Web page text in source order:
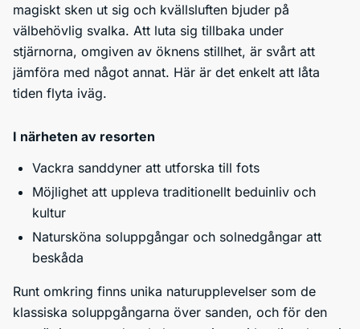
magiskt sken ut sig och kvällsluften bjuder på
välbehövlig svalka. Att luta sig tillbaka under
stjärnorna, omgiven av öknens stillhet, är svårt att
jämföra med något annat. Här är det enkelt att låta
tiden flyta iväg.
I närheten av resorten
Vackra sanddyner att utforska till fots
Möjlighet att uppleva traditionellt beduinliv och
kultur
Natursköna soluppgångar och solnedgångar att
beskåda
Runt omkring finns unika naturupplevelser som de
klassiska soluppgångarna över sanden, och för den